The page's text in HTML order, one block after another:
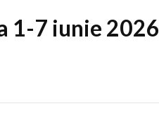
1-7 iunie 2026